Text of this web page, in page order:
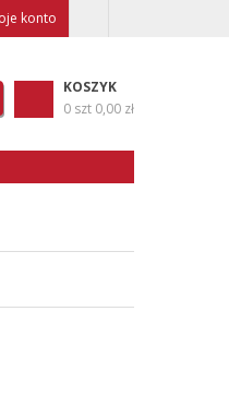
konto
KOSZYK
0 szt 0,00 zł